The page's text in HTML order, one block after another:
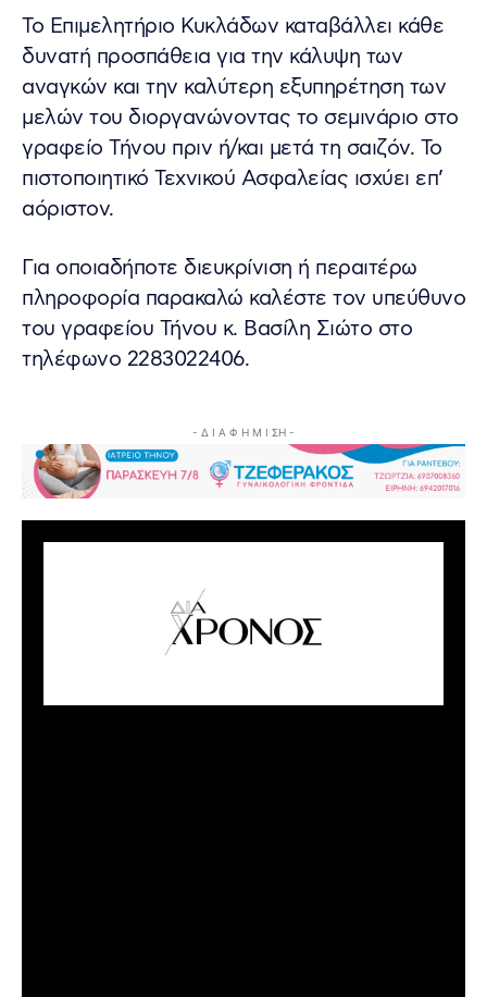
Το Επιμελητήριο Κυκλάδων καταβάλλει κάθε
δυνατή προσπάθεια για την κάλυψη των
αναγκών και την καλύτερη εξυπηρέτηση των
μελών του διοργανώνοντας το σεμινάριο στο
γραφείο Τήνου πριν ή/και μετά τη σαιζόν. Το
πιστοποιητικό Τεχνικού Ασφαλείας ισχύει επ’
αόριστον.
Για οποιαδήποτε διευκρίνιση ή περαιτέρω
πληροφορία παρακαλώ καλέστε τον υπεύθυνο
του γραφείου Τήνου κ. Βασίλη Σιώτο στο
τηλέφωνο 2283022406.
- Δ Ι Α Φ Η Μ Ι ΣΗ -